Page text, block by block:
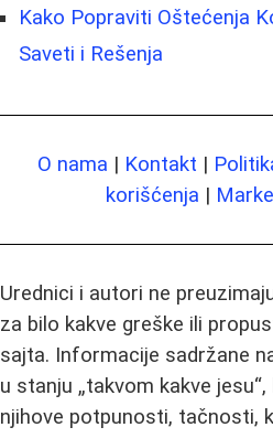
Kako Popraviti Oštećenja
Saveti i Rešenja
O nama | Kontakt |
korišćenja |
Urednici i autori ne
za bilo kakve greške ili
sajta. Informacije sadržane
u stanju „takvom kakve
njihove potpunosti, tačnosti,